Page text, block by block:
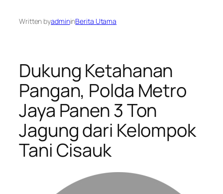
Written byadmininBerita Utama
Dukung Ketahanan
Pangan, Polda Metro
Jaya Panen 3 Ton
Jagung dari Kelompok
Tani Cisauk